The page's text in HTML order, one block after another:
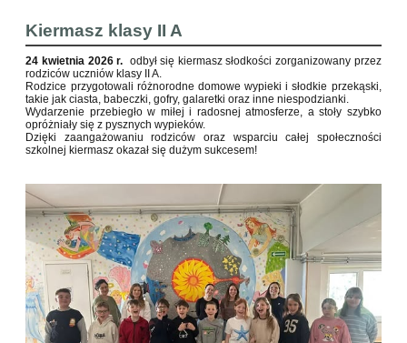
Kiermasz klasy II A
24 kwietnia 2026 r. odbył się kiermasz słodkości zorganizowany przez
rodziców uczniów klasy II A.
Rodzice przygotowali różnorodne domowe wypieki i słodkie przekąski,
takie jak ciasta, babeczki, gofry, galaretki oraz inne niespodzianki.
Wydarzenie przebiegło w miłej i radosnej atmosferze, a stoły szybko
opróżniały się z pysznych wypieków.
Dzięki zaangażowaniu rodziców oraz wsparciu całej społeczności
szkolnej kiermasz okazał się dużym sukcesem!